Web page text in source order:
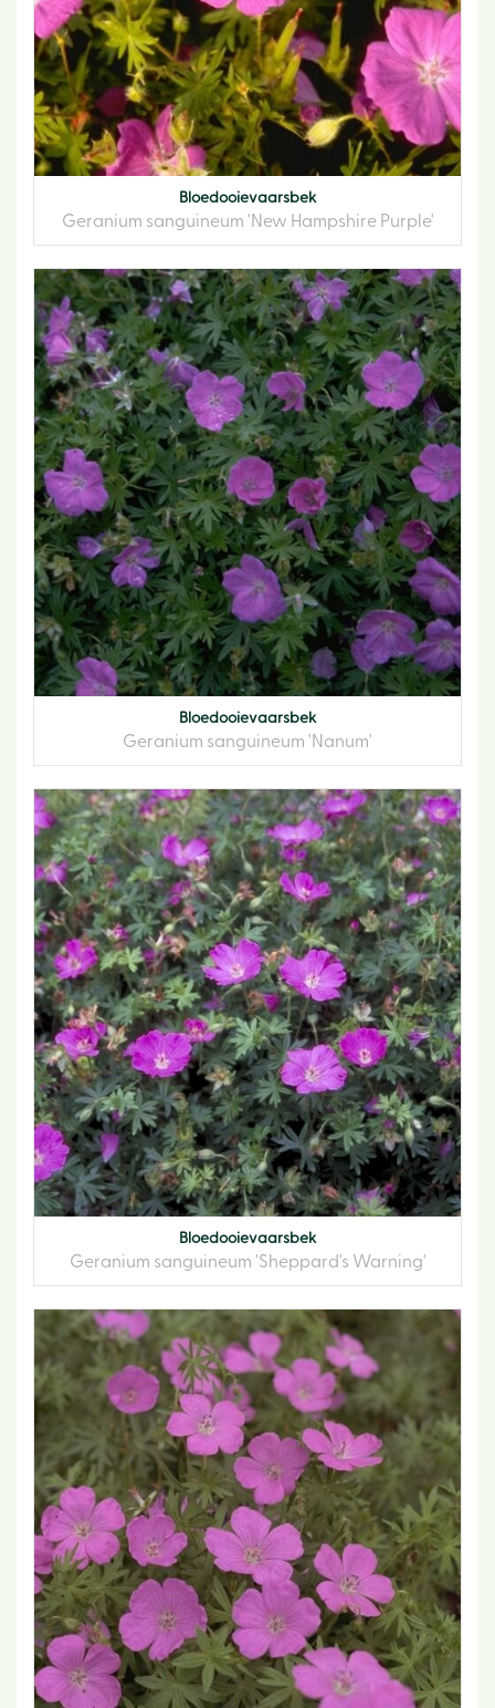
Bloedooievaarsbek
Geranium sanguineum 'New Hampshire Purple'
Bloedooievaarsbek
Geranium sanguineum 'Nanum'
Bloedooievaarsbek
Geranium sanguineum 'Sheppard's Warning'